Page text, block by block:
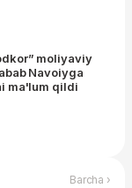
moliyaviy
Navoiyga
ma'lum qildi
Barcha ›